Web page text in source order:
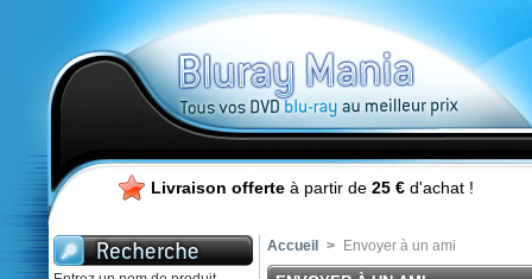
Livraison offerte à partir de 25 € d'achat !
Accueil > Envoyer à un ami